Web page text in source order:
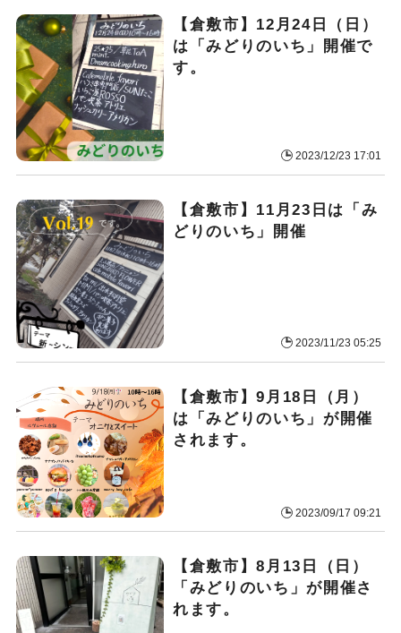
【倉敷市】12月24日（日）
は「みどりのいち」開催で
す。
2023/12/23 17:01
【倉敷市】11月23日は「み
どりのいち」開催
2023/11/23 05:25
【倉敷市】9月18日（月）
は「みどりのいち」が開催
されます。
2023/09/17 09:21
【倉敷市】8月13日（日）
「みどりのいち」が開催さ
れます。